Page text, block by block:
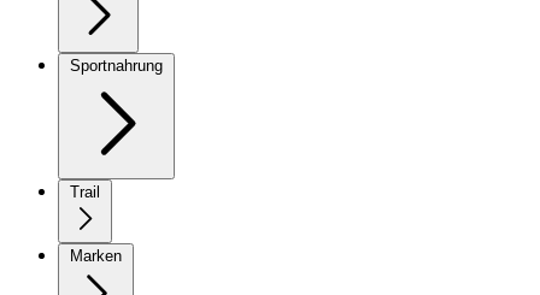
Sportnahrung
Trail
Marken